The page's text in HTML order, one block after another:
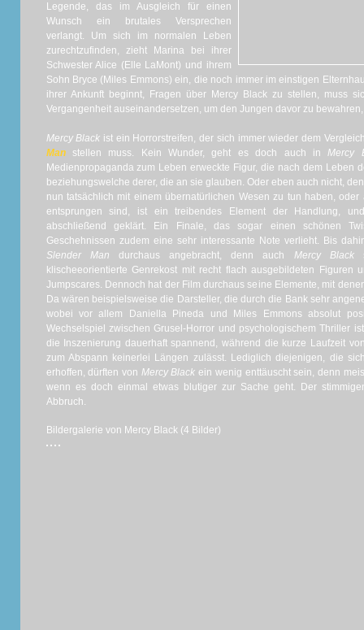
Legende, das im Ausgleich für einen
Wunsch ein brutales Versprechen
verlangt. Um sich im normalen Leben
zurechtzufinden, zieht Marina bei ihrer
Schwester Alice (Elle LaMont) und ihrem
Sohn Bryce (Miles Emmons) ein, die noch immer im einstigen
ihrer Ankunft beginnt, Fragen über Mercy Black zu stellen, muss
Vergangenheit auseinandersetzen, um den Jungen davor zu
Mercy Black ist ein Horrorstreifen, der sich immer wieder dem
Manstellen muss. Kein Wunder, geht es doch auch in Mercy
Medienpropaganda zum Leben erweckte Figur, die nach dem Leben
beziehungswelche derer, die an sie glauben. Oder eben auch nicht,
nun tatsächlich mit einem übernatürlichen Wesen zu tun haben,
entsprungen sind, ist ein treibendes Element der Handlung,
abschließend geklärt. Ein Finale, das sogar einen schönen
Geschehnissen zudem eine sehr interessante Note verlieht. Bis
Slender Man durchaus angebracht, denn auch Mercy Black
klischeeorientierte Genrekost mit recht flach ausgebildeten Figuren
Jumpscares. Dennoch hat der Film durchaus seine Elemente, mit
Da wären beispielsweise die Darsteller, die durch die Bank sehr
wobei vor allem Daniella Pineda und Miles Emmons absolut
Wechselspiel zwischen Grusel-Horror und psychologischem Thriller
die Inszenierung dauerhaft spannend, während die kurze Laufzeit
zum Abspann keinerlei Längen zulässt. Lediglich diejenigen, die
erhoffen, dürften von Mercy Black ein wenig enttäuscht sein, denn
wenn es doch einmal etwas blutiger zur Sache geht. Der
Abbruch.
Bildergalerie von Mercy Black (4 Bilder)